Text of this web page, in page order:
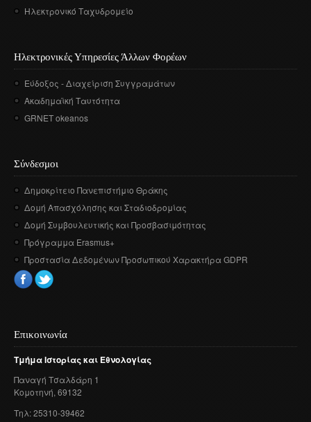
Ηλεκτρονικό Ταχυδρομείο
Ηλεκτρονικές Υπηρεσίες Άλλων Φορέων
Εύδοξος - Διαχείριση Συγγραμάτων
Ακαδημαϊκή Ταυτότητα
GRNET okeanos
Σύνδεσμοι
Δημοκρίτειο Πανεπιστήμιο Θράκης
Δομή Απασχόλησης και Σταδιοδρομίας
Δομή Συμβουλευτικής και Προσβασιμότητας
Πρόγραμμα Erasmus+
Προστασία Δεδομένων Προσωπικού Χαρακτήρα GDPR
Επικοινωνία
ΤμήμαΙστορίαςκαι Εθνολογίας
Παναγή Τσαλδάρη 1
Κομοτηνή, 69132
Τηλ: 25310-39462